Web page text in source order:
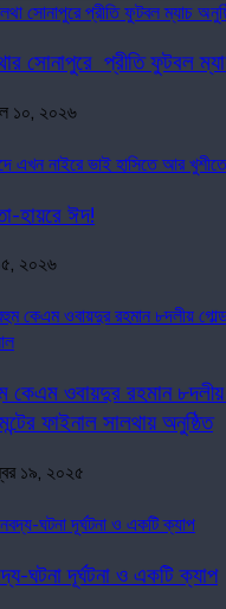
সোনাপুরে প্রীতি ফুটবল
১০, ২০২৬
হায়রে ঈদ!
২০২৬
কেএম ওবায়দুর রহমান
ফাইনাল সালথায় অনুষ্ঠিত
১৯, ২০২৫
ঘটনা দূর্ঘটনা ও একটি ক্যাপ